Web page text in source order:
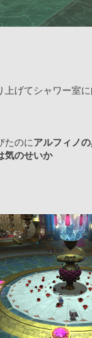
上げてシャワー室
たのにアルフィノ
気のせいか